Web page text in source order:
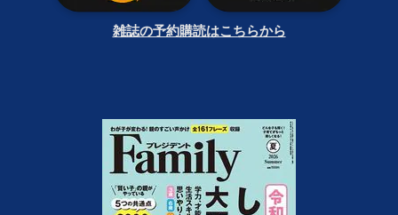
雑誌の予約購読はこちらから